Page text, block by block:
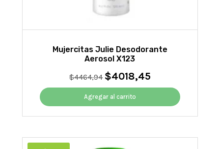
Mujercitas Julie Desodorante
Aerosol X123
$4464,94 El
precio
original
era:
$4464,94.
$4018,45El
precio
es:
$4018,45.
Agregar al carrito